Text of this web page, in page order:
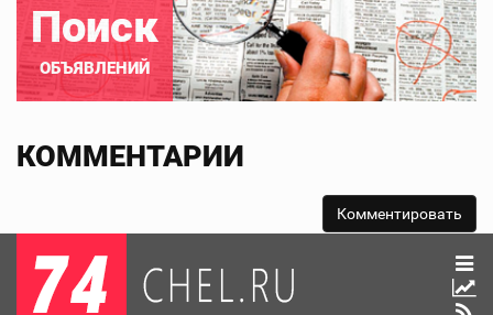
Поиск
ОБЪЯВЛЕНИЙ
КОММЕНТАРИИ